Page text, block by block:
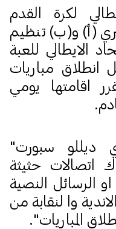
لكرة القدم
(أ) و(ب) تنظيم
الايطالي للعبة
انطلاق مباريات
اقامتها يومي
ديللو سبورت"
اتصالات حثيثة
او الرسائل النصية
والنقابة من
المباريات".